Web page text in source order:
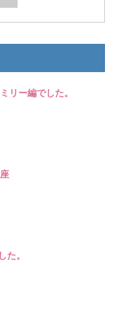
リー編でした。
た。